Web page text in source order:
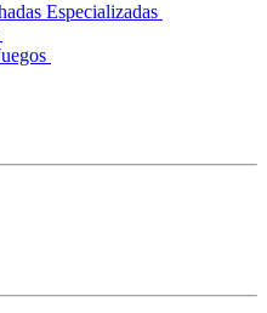
Especializadas